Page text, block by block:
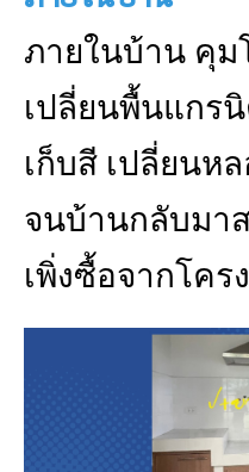
ภายในบ้าน คุม
เปลี่ยนพื้นแกร
เก็บสี เปลี่ยนห
จนบ้านกลับมา
เพิ่งซื้อจากโคร